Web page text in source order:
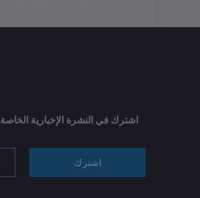
اشترك في النشرة الإخبارية
اشترك